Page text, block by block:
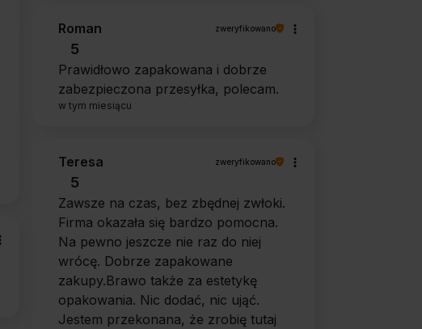
Roman zweryfikowano
5
Prawidłowo zapakowana i dobrze
zabezpieczona przesyłka, polecam.
w tym miesiącu
Teresa zweryfikowano
5
Zawsze na czas, bez zbędnej zwłoki.
Firma okazała się bardzo pomocna.
Na pewno jeszcze nie raz do niej
wrócę. Dobrze zapakowane
zakupy.Brawo także za estetykę
opakowania. Nic dodać, nic ująć.
Jestem przekonana, że zrobię tutaj